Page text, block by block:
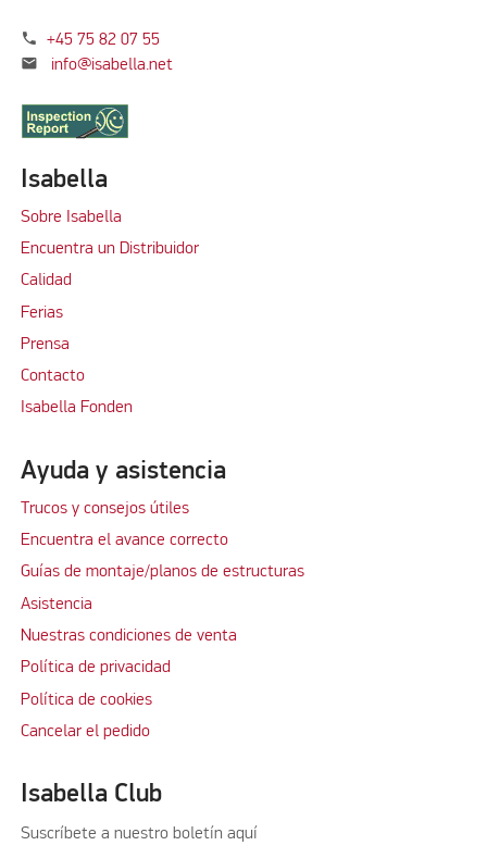
phone +45 75 82 07 55
mail info@isabella.net
Isabella
Sobre Isabella
Encuentra un Distribuidor
Calidad
Ferias
Prensa
Contacto
Isabella Fonden
Ayuda y asistencia
Trucos y consejos útiles
Encuentra el avance correcto
Guías de montaje/planos de estructuras
Asistencia
Nuestras condiciones de venta
Política de privacidad
Política de cookies
Cancelar el pedido
Isabella Club
Suscríbete a nuestro boletín aquí